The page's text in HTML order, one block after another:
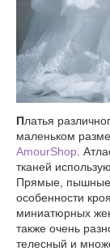
Платья
маленьком
AmourShop .
тканей
Прямые, пышные
особенности
миниатюрных
также очень
телесный и